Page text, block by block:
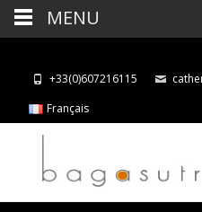
+33(0)607216115
Français
MENU